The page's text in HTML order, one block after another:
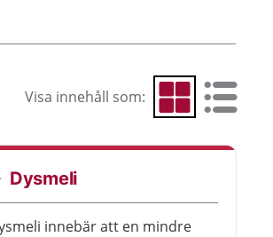
Visa innehåll som: Visa som rutnät
Visa som
Dysmeli
innebär att en mindre